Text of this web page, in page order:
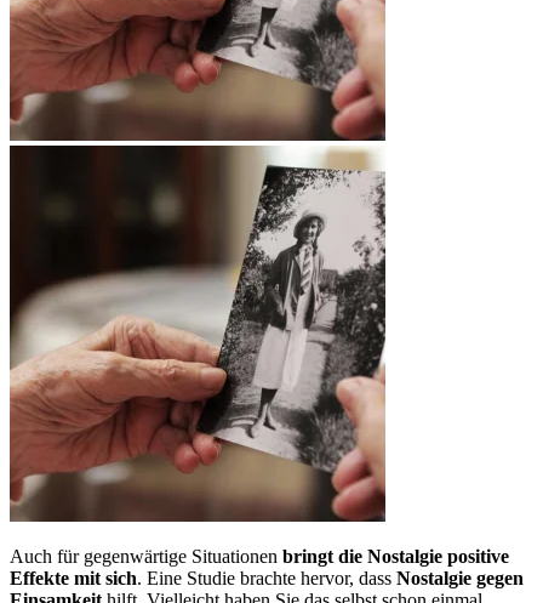
Auch für gegenwärtige Situationen bringt die Nostalgie positive
Effekte mit sich. Eine Studie brachte hervor, dass Nostalgie gegen